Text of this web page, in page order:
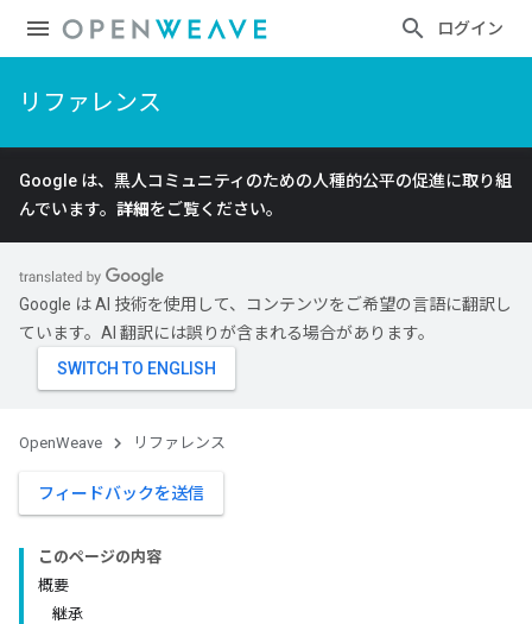
ログイン
リファレンス
Google は、黒人コミュニティのための人種的公平の促進に取り組
んでいます。 詳細をご覧ください。
Google は AI 技術を使用して、コンテンツをご希望の言語に翻訳し
ています。AI 翻訳には誤りが含まれる場合があります。
OpenWeave リファレンス
フィードバックを送信
このページの内容
概要
継承